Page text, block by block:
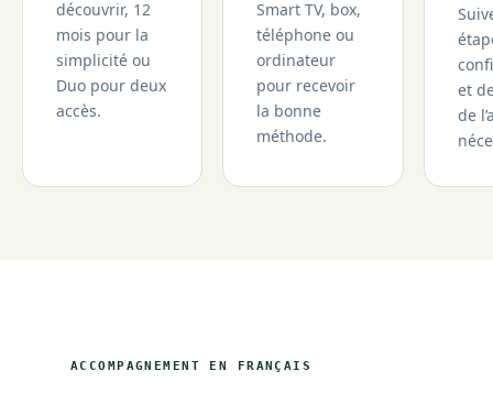
découvrir, 12
mois pour la
simplicité ou
Duo pour deux
accès.
Smart TV, box,
téléphone ou
ordinateur
pour recevoir
la bonne
méthode.
et
de
ACCOMPAGNEMENT EN FRANÇAIS